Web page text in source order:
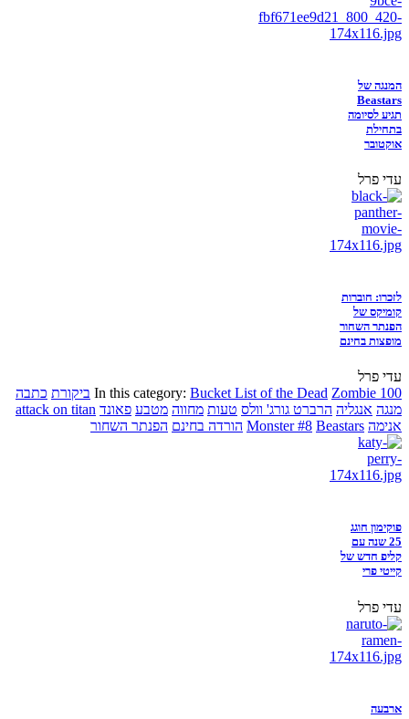
המנגה של
Beastars
תגיע לסיומה
בתחילת
אוקטובר
עדי פרל
לזכרו: חוברות
קומיקס של
הפנתר השחור
מופצות בחינם
עדי פרל
In this category: Bucket List of the Dead Zombie 100 ביקורת כתבה
מנגה אנגליה הרברט גורג' וולס טעות מחווה מטבע פאונד attack on titan
אנימה
Monster #8 Beastars הורדה בחינם הפנתר השחור
פוקימון חוגג
25 שנה עם
קליפ חדש של
קייטי פרי
עדי פרל
ארבעה